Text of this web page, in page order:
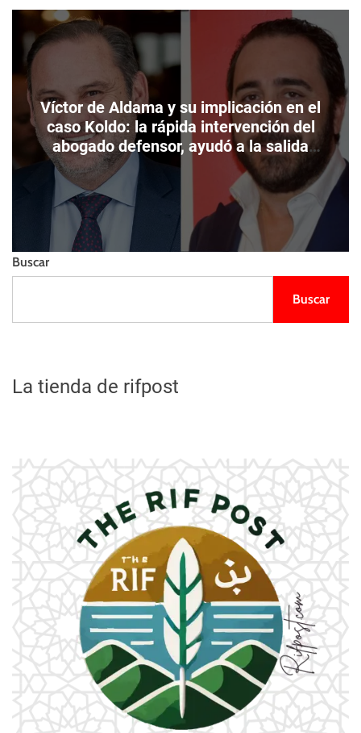
e
e
o
s
t
m
o
d
e
c
o
o
Víctor de Aldama y su implicación en el
caso Koldo: la rápida intervención del
abogado defensor, ayudó a la salida
precipitada del empresario.
Buscar
Buscar
La tienda de rifpost